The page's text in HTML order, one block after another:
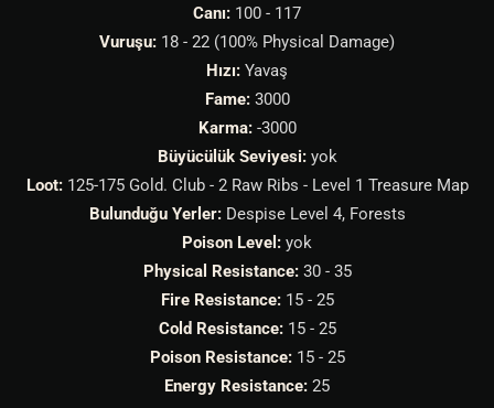
Canı: 100 - 117
Vuruşu: 18 - 22 (100% Physical Damage)
Hızı: Yavaş
Fame:3000
Karma:-3000
Büyücülük Seviyesi:yok
Loot:125-175 Gold. Club - 2 Raw Ribs - Level 1 Treasure Map
Bulunduğu Yerler:Despise Level 4, Forests
Poison Level: yok
Physical Resistance:30 - 35
Fire Resistance:15 - 25
Cold Resistance:15 - 25
Poison Resistance:15 - 25
Energy Resistance: 25